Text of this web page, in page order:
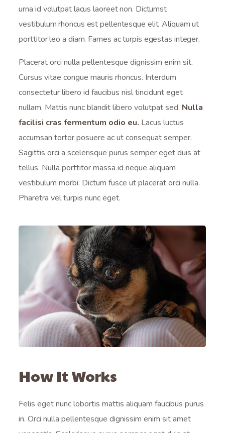
urna id volutpat lacus laoreet non. Dictumst
vestibulum rhoncus est pellentesque elit. Aliquam ut
porttitor leo a diam. Fames ac turpis egestas integer.
Placerat orci nulla pellentesque dignissim enim sit.
Cursus vitae congue mauris rhoncus. Interdum
consectetur libero id faucibus nisl tincidunt eget
nullam. Mattis nunc blandit libero volutpat sed. Nulla
facilisi cras fermentum odio eu. Lacus luctus
accumsan tortor posuere ac ut consequat semper.
Sagittis orci a scelerisque purus semper eget duis at
tellus. Nulla porttitor massa id neque aliquam
vestibulum morbi. Dictum fusce ut placerat orci nulla.
Pharetra vel turpis nunc eget.
How It Works
Felis eget nunc lobortis mattis aliquam faucibus purus
in. Orci nulla pellentesque dignissim enim sit amet